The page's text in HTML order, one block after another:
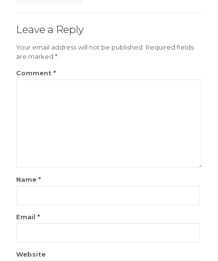
Leave a Reply
Your email address will not be published. Required fields
are marked *
Comment *
Name *
Email *
Website